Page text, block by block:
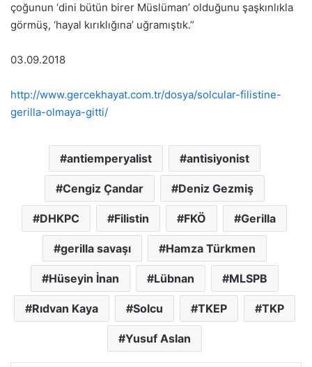
çoğunun ‘dini bütün birer Müslüman’ olduğunu şaşkınlıkla
görmüş, ‘hayal kırıklığına’ uğramıştık.”
03.09.2018
http://www.gercekhayat.com.tr/dosya/solcular-filistine-
gerilla-olmaya-gitti/
antiemperyalist antisiyonist
Cengiz Çandar Deniz Gezmiş
DHKPC Filistin FKÖ Gerilla
gerilla savaşı Hamza Türkmen
Hüseyin İnan Lübnan MLSPB
Rıdvan Kaya Solcu TKEP TKP
Yusuf Aslan